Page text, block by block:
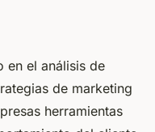
en el análisis de
de marketing
herramientas